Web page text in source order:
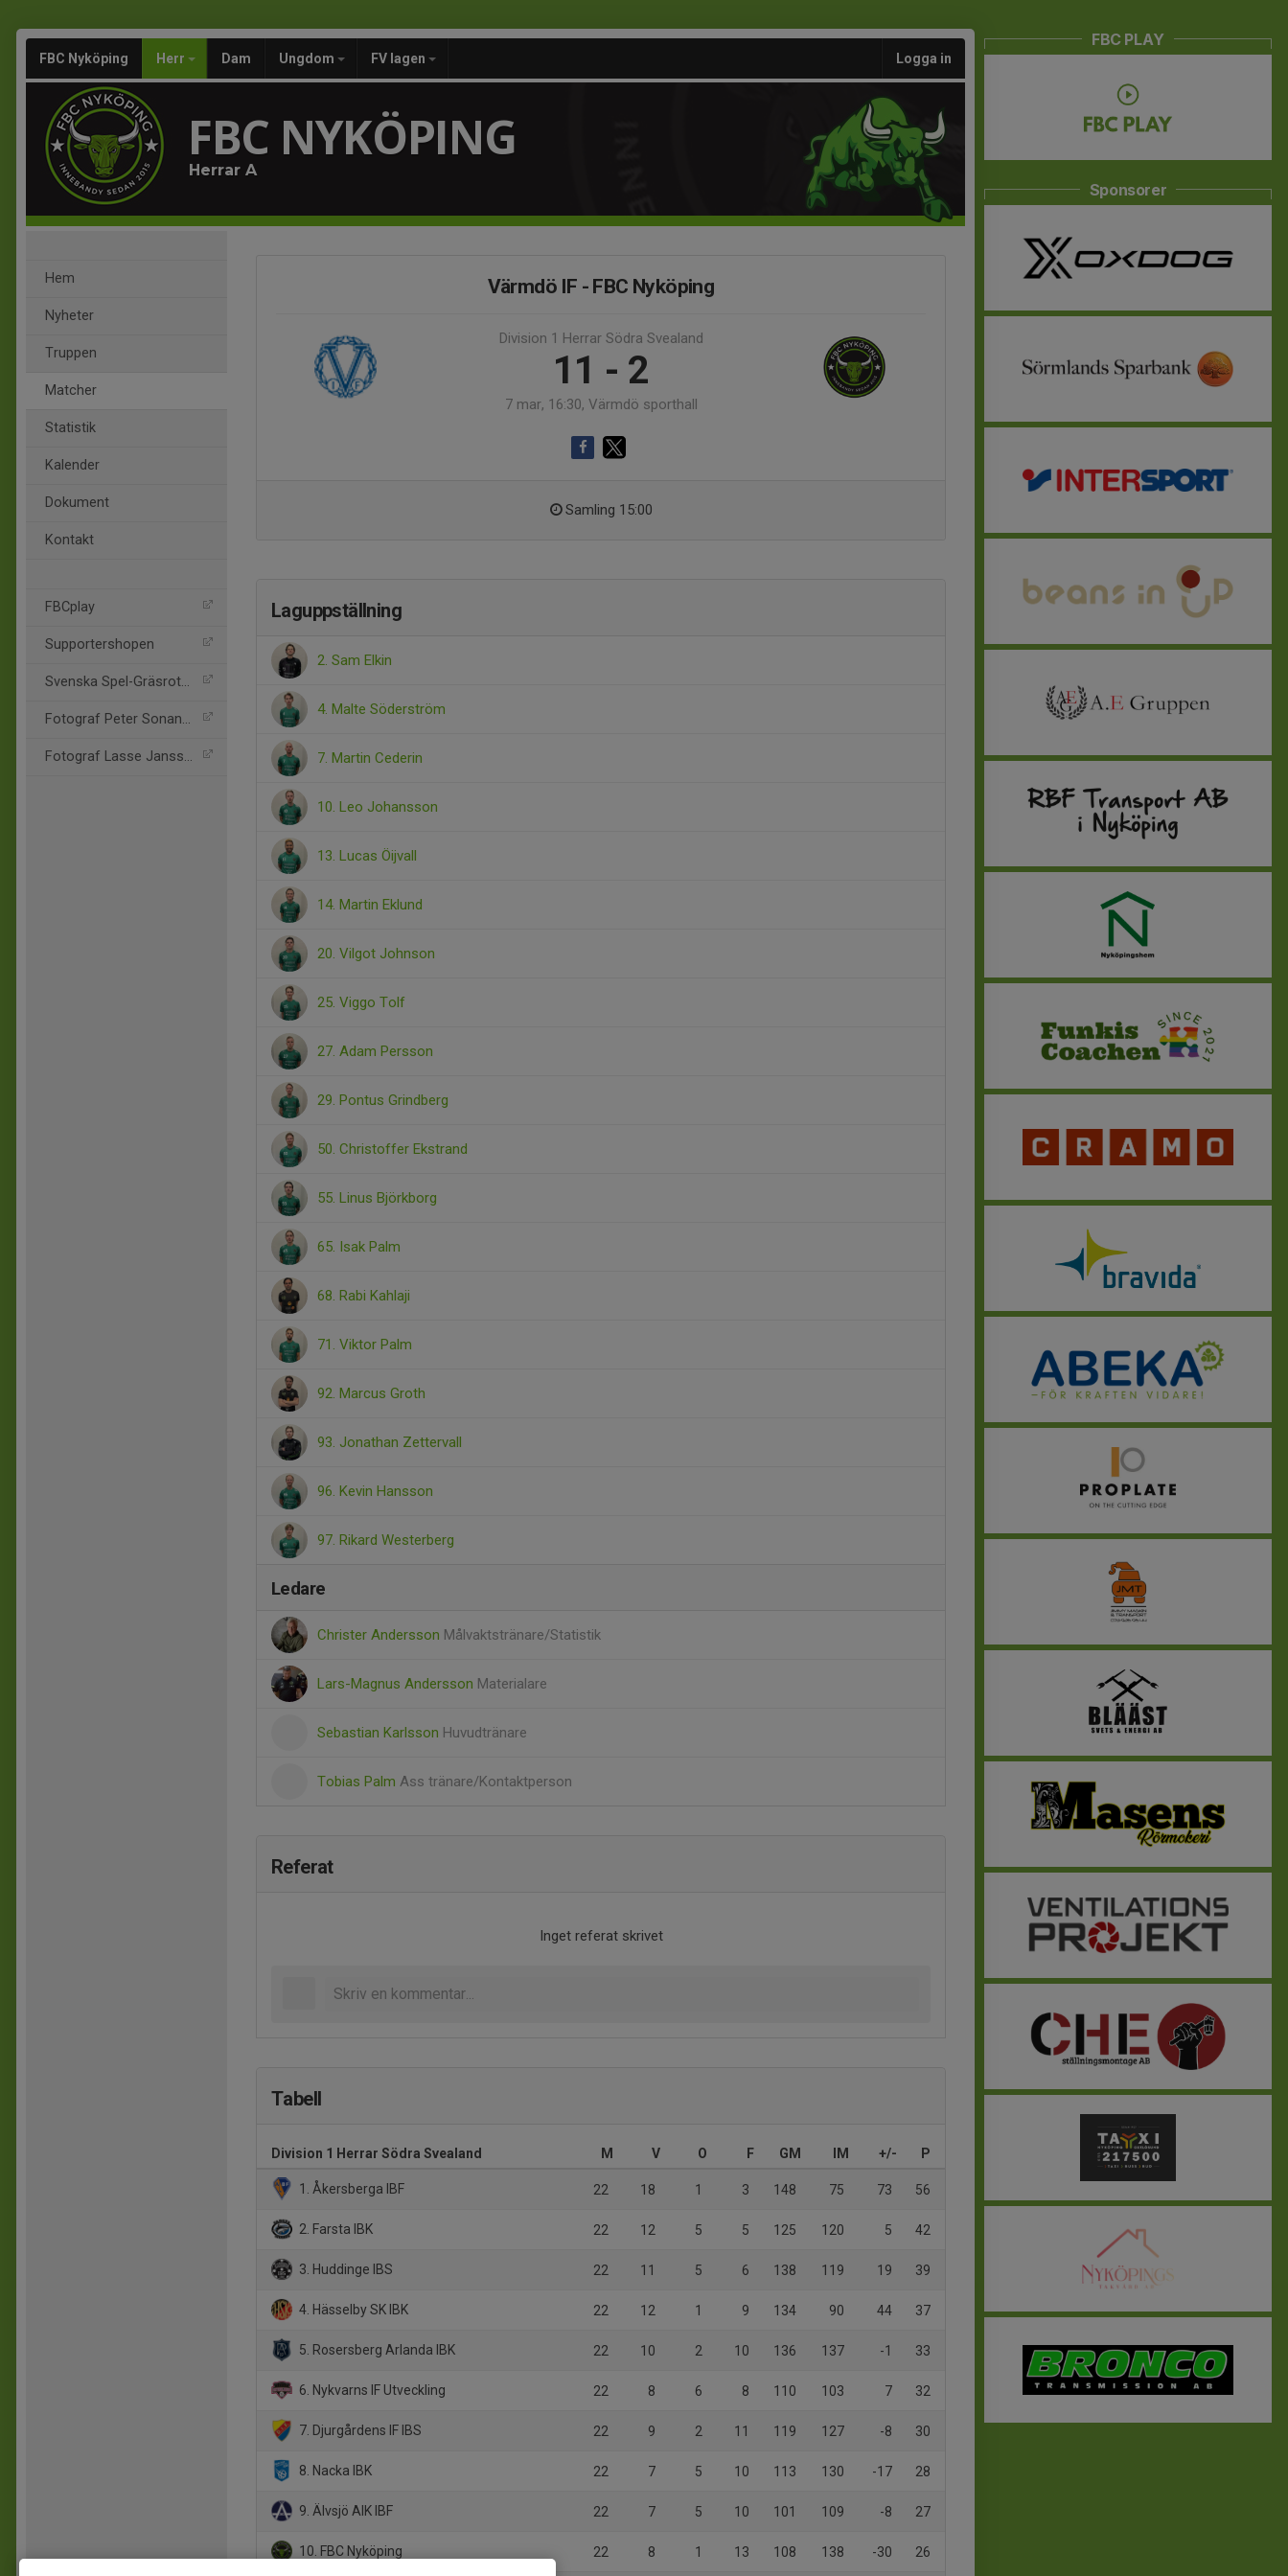
FBC Nyköping Herr Dam Ungdom FV lagen Logga in
FBC NYKÖPING
Herrar A
Hem
Nyheter
Truppen
Matcher
Statistik
Kalender
Dokument
Kontakt
FBCplay
Supportershopen
Svenska Spel-Gräsroten
Fotograf Peter Sonander
Fotograf Lasse Jansson
Värmdö IF - FBC Nyköping
Division 1 Herrar Södra Svealand
11 - 2
7 mar, 16:30, Värmdö sporthall
Samling 15:00
Laguppställning
2. Sam Elkin
4. Malte Söderström
7. Martin Cederin
10. Leo Johansson
13. Lucas Öijvall
14. Martin Eklund
20. Vilgot Johnson
25. Viggo Tolf
27. Adam Persson
29. Pontus Grindberg
50. Christoffer Ekstrand
55. Linus Björkborg
65. Isak Palm
68. Rabi Kahlaji
71. Viktor Palm
92. Marcus Groth
93. Jonathan Zettervall
96. Kevin Hansson
97. Rikard Westerberg
Ledare
Christer Andersson Målvaktstränare/Statistik
Lars-Magnus Andersson Materialare
Sebastian Karlsson Huvudtränare
Tobias Palm Ass tränare/Kontaktperson
Referat
Inget referat skrivet
Tabell
Division 1 Herrar Södra Svealand M V O F GM IM +/- P
1. Åkersberga IBF 22 18 1 3 148 75 73 56
2. Farsta IBK 22 12 5 5 125 120 5 42
3. Huddinge IBS 22 11 5 6 138 119 19 39
4. Hässelby SK IBK 22 12 1 9 134 90 44 37
5. Rosersberg Arlanda IBK 22 10 2 10 136 137 -1 33
6. Nykvarns IF Utveckling 22 8 6 8 110 103 7 32
7. Djurgårdens IF IBS 22 9 2 11 119 127 -8 30
8. Nacka IBK 22 7 5 10 113 130 -17 28
9. Älvsjö AIK IBF 22 7 5 10 101 109 -8 27
10. FBC Nyköping 22 8 1 13 108 138 -30 26
FBC PLAY
Sponsorer